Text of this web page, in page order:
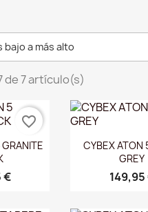
bajo a más alto
de 7 artículo(s)
€
favorite_border
Vista
CYBEX ATON
GREY
149,95